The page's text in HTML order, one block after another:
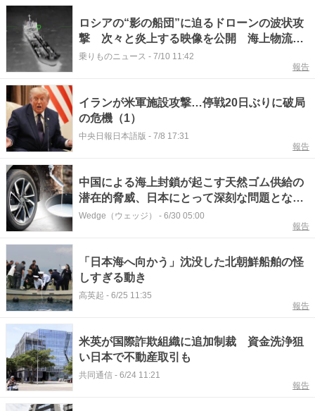
ロシアの“影の船団”に迫るドローンの波状攻
撃 次々と炎上する映像を公開 海上物流に
打撃か
乗りものニュース - 7/10 11:42
報告
イランが米軍施設攻撃…停戦20日ぶりに破局
の危機（1）
中央日報日本語版 - 7/8 17:31
報告
中国による海上封鎖が起こす天然ゴム供給の
潜在的脅威、日本にとって深刻な問題となる
５つの要因とは？
Wedge（ウェッジ） - 6/30 05:00
報告
「日本海へ向かう」沈没した北朝鮮船舶の怪
しすぎる動き
高英起 - 6/25 11:35
報告
米英が国際詐欺組織に追加制裁 資金洗浄狙
い日本で不動産取引も
共同通信 - 6/24 11:21
報告